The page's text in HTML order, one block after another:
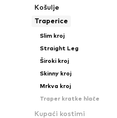
Košulje
Traperice
Slim kroj
Straight Leg
Široki kroj
Skinny kroj
Mrkva kroj
Traper kratke hlače
Kupaći kostimi